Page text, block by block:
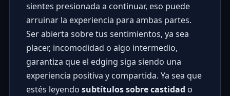
sientes presionada a continuar, eso puede
arruinar la experiencia para ambas partes.
Ser abierta sobre tus sentimientos, ya sea
placer, incomodidad o algo intermedio,
garantiza que el edging siga siendo una
experiencia positiva y compartida. Ya sea que
estés leyendo subtítulos sobre castidad o